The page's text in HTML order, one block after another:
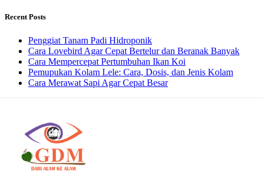
Recent Posts
Penggiat Tanam Padi Hidroponik
Cara Lovebird Agar Cepat Bertelur dan Beranak Banyak
Cara Mempercepat Pertumbuhan Ikan Koi
Pemupukan Kolam Lele: Cara, Dosis, dan Jenis Kolam
Cara Merawat Sapi Agar Cepat Besar